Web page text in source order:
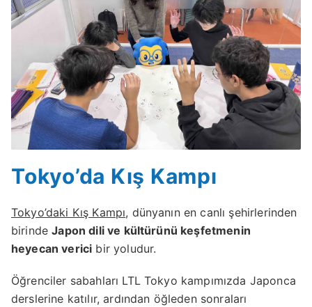
Tokyo’da Kış Kampı
Tokyo’daki Kış Kampı, dünyanın en canlı şehirlerinden
birindeJapon dili ve kültürünü keşfetmenin
heyecan verici bir yoludur.
Öğrenciler sabahları LTL Tokyo kampımızda Japonca
derslerine katılır, ardından öğleden sonraları